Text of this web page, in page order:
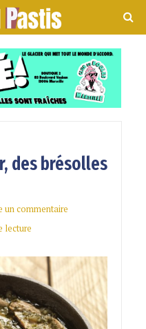
des brésolles
un commentaire
lecture